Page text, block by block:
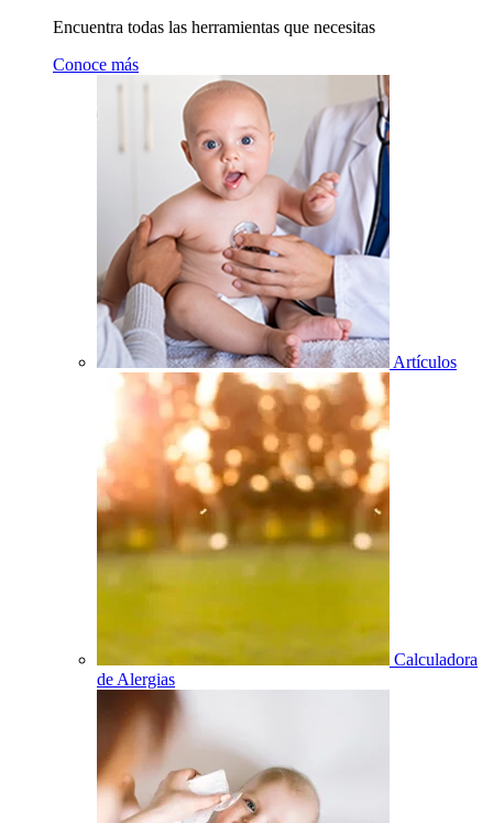
Encuentra todas las herramientas que necesitas
Conoce más
Artículos
Calculadora
de Alergias